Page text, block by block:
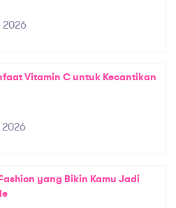
Vitamin C untuk Kecantikan
yang Bikin Kamu Jadi